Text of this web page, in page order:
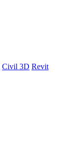
Civil 3D Revit